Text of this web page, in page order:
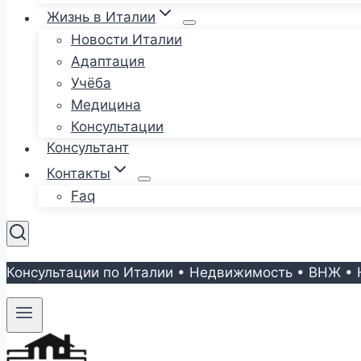
Жизнь в Италии
Новости Италии
Адаптация
Учёба
Медицина
Консультации
Консультант
Контакты
Faq
Консультации по Италии • Недвижимость • ВНЖ •